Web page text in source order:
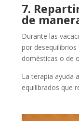
7.
de
Durante las
por desequilibrios
domésticas o de
La terapia ayuda
equilibrados que